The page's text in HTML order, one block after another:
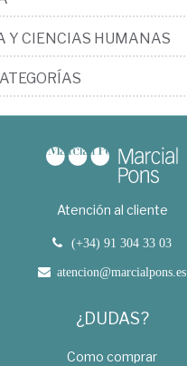
Y CIENCIAS HUMANAS
Atención al cliente
(+34) 91 304 33 03
atencion@marcialpons.es
¿DUDAS?
Como comprar